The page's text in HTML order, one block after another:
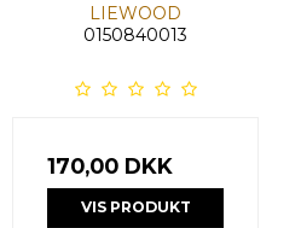
LIEWOOD
0150840013
170,00 DKK
VIS PRODUKT